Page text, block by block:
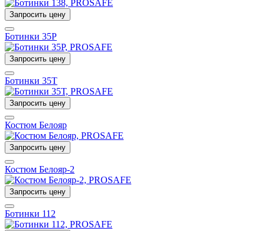
Запросить цену
Ботинки 35Р
Запросить цену
Ботинки 35Т
Запросить цену
Костюм Белояр
Запросить цену
Костюм Белояр-2
Запросить цену
Ботинки 112